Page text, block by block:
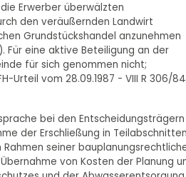
Erwerber überwälzten
den veräußernden Landwirt
Grundstückshandel anzunehmen
Für eine aktive Beteiligung an der
für sich genommen nicht;
Urteil vom 28.09.1987 - VIII R 306/
bei den Entscheidungsträgern
der Erschließung in
seiner
von Kosten der Planung